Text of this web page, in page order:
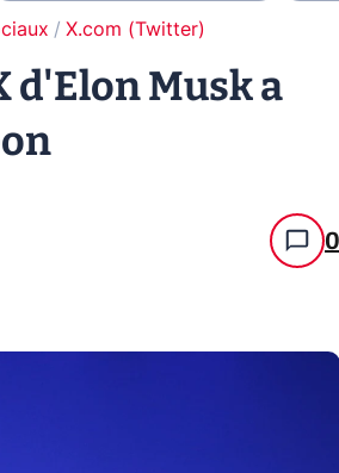
X.com (Twitter)
d'Elon Musk a
0